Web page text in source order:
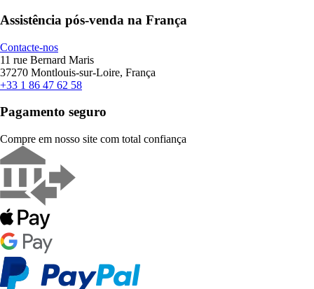
Assistência pós-venda na França
Contacte-nos
11 rue Bernard Maris
37270 Montlouis-sur-Loire, França
+33 1 86 47 62 58
Pagamento seguro
Compre em nosso site com total confiança